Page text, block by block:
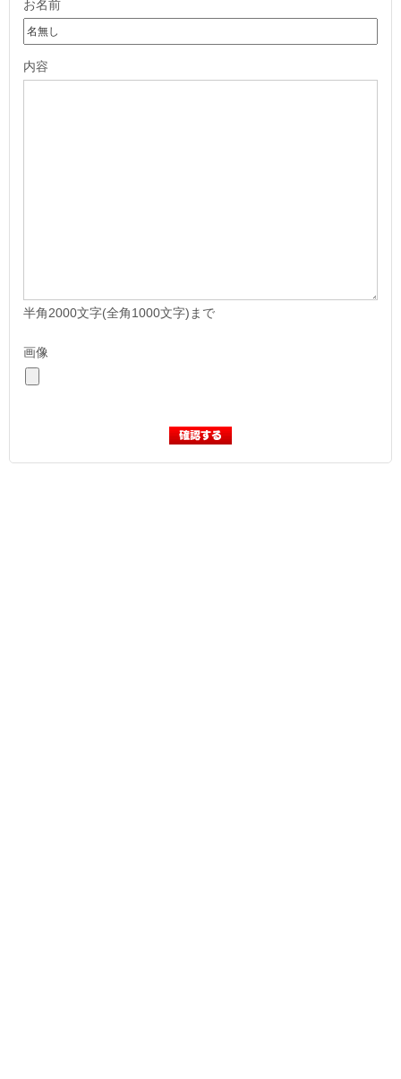
お名前
内容
半角2000文字(全角1000文字)まで
画像